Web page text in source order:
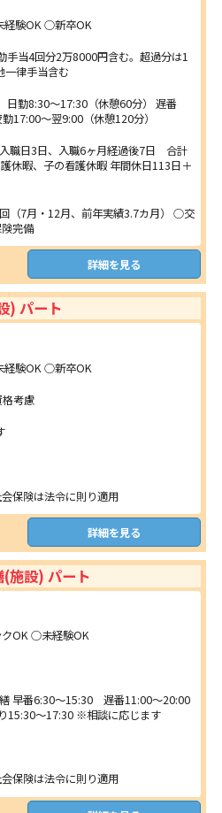
験OK ○新卒OK
当4回分2万8000円含む。超過分は1
律手当含む
勤8:30～17:30（休憩60分） 遅番
17:00～翌9:00（休憩120分）
職日3日、入職6ヶ月経過後7日 合計
休暇、子の看護休暇 年間休日113日＋
（7月・12月、前年実績3.7カ月） ○交
完備
詳細を見る
) パート
験OK ○新卒OK
考慮
保険は法令に則り適用
詳細を見る
施設) パート
OK ○未経験OK
早番6:30～15:30 遅番11:00～20:00
15:30～17:30 ※相談に応じます
保険は法令に則り適用